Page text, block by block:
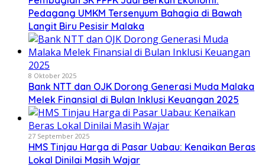
Pedagang UMKM Tersenyum Bahagia di Bawah
Langit Biru Pesisir Malaka
8 Oktober 2025
Bank NTT dan OJK Dorong Generasi Muda Malaka
Melek Finansial di Bulan Inklusi Keuangan 2025
27 September 2025
HMS Tinjau Harga di Pasar Uabau: Kenaikan Beras
Lokal Dinilai Masih Wajar